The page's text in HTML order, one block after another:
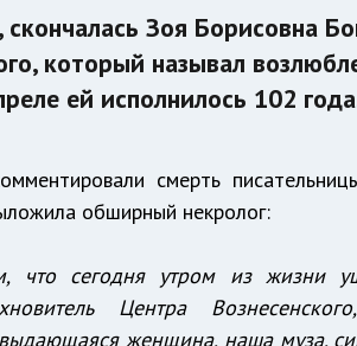
Зоя Борисовна
который называл
ей исполнилось 102
смерть
обширный некролог:
что сегодня утром из жизни
Центра
женщина, наша муза,